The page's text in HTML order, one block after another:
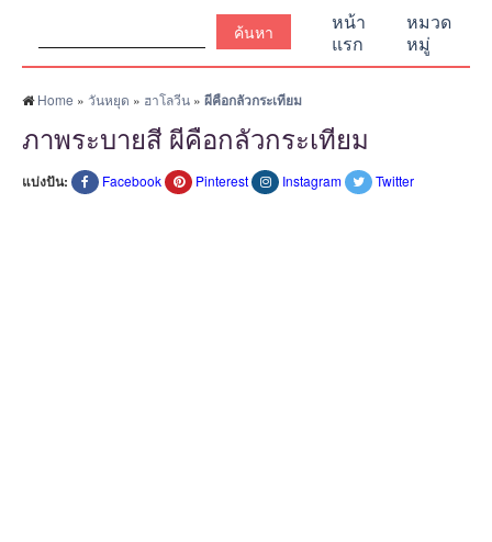
หน้า
แรก
หมวด
หมู่
Home » วันหยุด » ฮาโลวีน » ผีคือกลัวกระเทียม
ภาพระบายสี ผีคือกลัวกระเทียม
แบ่งปัน: Facebook Pinterest Instagram Twitter